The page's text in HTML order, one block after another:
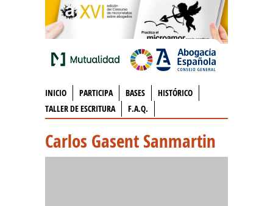
INICIO PARTICIPA BASES
HISTÓRICO
TALLER DE ESCRITURA
F.A.Q.
Carlos Gasent Sanmartin